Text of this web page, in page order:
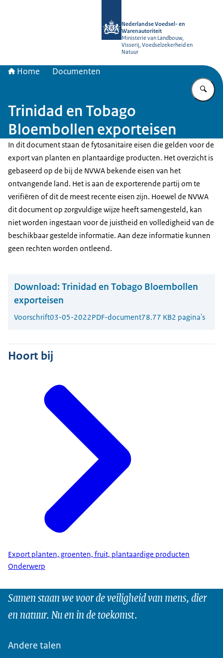
Nederlandse Voedsel- en
Warenautoriteit
Ministerie van Landbouw,
Visserij, Voedselzekerheid en
Natuur
Home Documenten
Trinidad en Tobago
Bloembollen exporteisen
In dit document staan de fytosanitaire eisen die gelden voor de
export van planten en plantaardige producten. Het overzicht is
gebaseerd op de bij de NVWA bekende eisen van het
ontvangende land. Het is aan de exporterende partij om te
verifiëren of dit de meest recente eisen zijn. Hoewel de NVWA
dit document op zorgvuldige wijze heeft samengesteld, kan
niet worden ingestaan voor de juistheid en volledigheid van de
beschikbaar gestelde informatie. Aan deze informatie kunnen
geen rechten worden ontleend.
Download: Trinidad en Tobago Bloembollen
exporteisen
Voorschrift03-05-2022PDF-document78.77 KB2 pagina's
Hoort bij
Export planten, groenten, fruit, plantaardige producten
Onderwerp
Samen staan we voor de veiligheid van mens, dier
en natuur. Nu en in de toekomst.
Andere talen